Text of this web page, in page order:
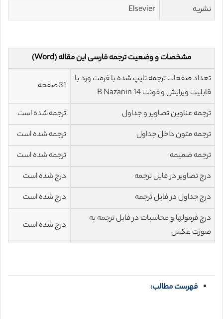
نشریه Elsevier
مشخصات و وضعیت ترجمه فارسی این مقاله (Word)
تعداد صفحات ترجمه تایپ شده با فرمت ورد با
قابلیت ویرایش و فونت 14 B Nazanin
31 صفحه
ترجمه عناوین تصاویر و جداول
ترجمه شده است
ترجمه متون داخل جداول
ترجمه شده است
ترجمه ضمیمه
ترجمه شده است
درج تصاویر در فایل ترجمه
درج شده است
درج جداول در فایل ترجمه
درج شده است
درج فرمولها و محاسبات در فایل ترجمه به
صورت عکس
درج شده است
فهرست مطالب: